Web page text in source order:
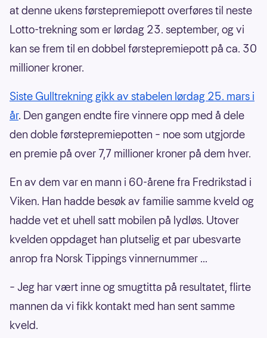
at denne ukens førstepremiepott overføres til neste
Lotto-trekning som er lørdag 23. september, og vi
kan se frem til en dobbel førstepremiepott på ca. 30
millioner kroner.
Siste Gulltrekning gikk av stabelen lørdag 25. mars i
år. Den gangen endte fire vinnere opp med å dele
den doble førstepremiepotten – noe som utgjorde
en premie på over 7,7 millioner kroner på dem hver.
En av dem var en mann i 60-årene fra Fredrikstad i
Viken. Han hadde besøk av familie samme kveld og
hadde vet et uhell satt mobilen på lydløs. Utover
kvelden oppdaget han plutselig et par ubesvarte
anrop fra Norsk Tippings vinnernummer ...
– Jeg har vært inne og smugtitta på resultatet, flirte
mannen da vi fikk kontakt med han sent samme
kveld.